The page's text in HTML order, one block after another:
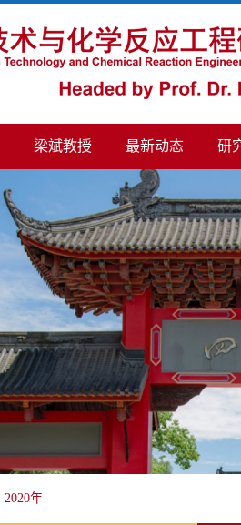
梁斌教授 最新动态 研
2020年